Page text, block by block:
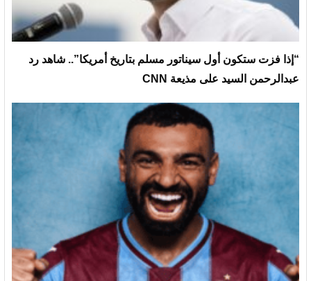
“إذا فزت ستكون أول سيناتور مسلم بتاريخ أمريكا”.. شاهد رد
عبدالرحمن السيد على مذيعة CNN